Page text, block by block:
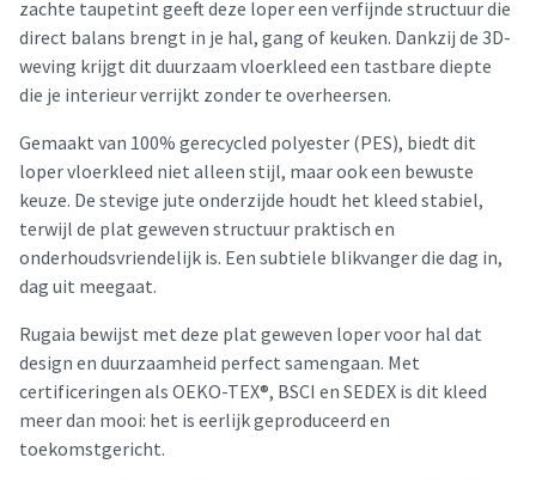
zachte taupetint geeft deze loper een verfijnde structuur die
direct balans brengt in je hal, gang of keuken. Dankzij de 3D-
weving krijgt dit duurzaam vloerkleed een tastbare diepte
die je interieur verrijkt zonder te overheersen.
Gemaakt van 100% gerecycled polyester (PES), biedt dit
loper vloerkleed niet alleen stijl, maar ook een bewuste
keuze. De stevige jute onderzijde houdt het kleed stabiel,
terwijl de plat geweven structuur praktisch en
onderhoudsvriendelijk is. Een subtiele blikvanger die dag in,
dag uit meegaat.
Rugaia bewijst met deze plat geweven loper voor hal dat
design en duurzaamheid perfect samengaan. Met
certificeringen als OEKO-TEX®, BSCI en SEDEX is dit kleed
meer dan mooi: het is eerlijk geproduceerd en
toekomstgericht.